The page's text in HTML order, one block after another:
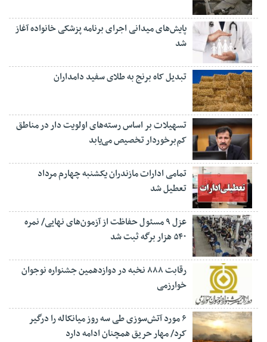
پایش‌های میدانی اجرای برنامه پزشکی خانواده آغاز
شد
تبدیل کاه برنج به طلای سفید دامداران
تسهیلات بر اساس رسته‌های اولویت دار در مناطق
کم‌برخوردار تخصیص می‌یابد
تمامی ادارات مازندران یکشنبه چهارم مرداد
تعطیل شد
عزل ۹ مسئول حفاظت از آزمون‌های نهایی/ نمره
۵۴۰ هزار برگه ثبت شد
رقابت ۸۸۸ نخبه در دوازدهمین جشنواره نوجوان
خوارزمی
۶ مورد آتش‌سوزی طی سه روز میانکاله را درگیر
کرد/ مهار حریق همچنان ادامه دارد